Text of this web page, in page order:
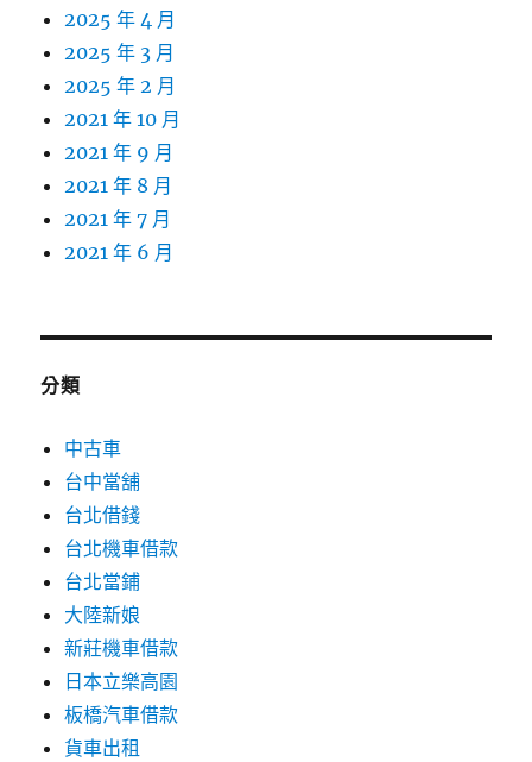
2025 年 4 月
2025 年 3 月
2025 年 2 月
2021 年 10 月
2021 年 9 月
2021 年 8 月
2021 年 7 月
2021 年 6 月
分類
中古車
台中當舖
台北借錢
台北機車借款
台北當鋪
大陸新娘
新莊機車借款
日本立樂高園
板橋汽車借款
貨車出租